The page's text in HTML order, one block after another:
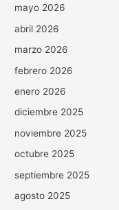
mayo 2026
abril 2026
marzo 2026
febrero 2026
enero 2026
diciembre 2025
noviembre 2025
octubre 2025
septiembre 2025
agosto 2025